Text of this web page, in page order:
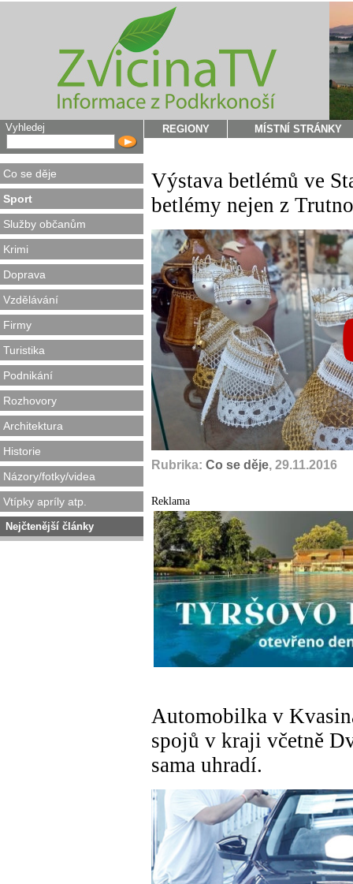
Vyhledej
Co se děje
Sport
Služby občanům
Krimi
Doprava
Vzdělávání
Firmy
Turistika
Podnikání
Rozhovory
Architektura
Historie
Názory/fotky/videa
Vtípky apríly atp.
Nejčtenější články
REGIONY MÍSTNÍ STRÁNKY
Výstava betlémů ve
betlémy nejen z
Rubrika: Co se děje, 29.11.2016
Reklama
Automobilka v
spojů v kraji včetně
sama uhradí.